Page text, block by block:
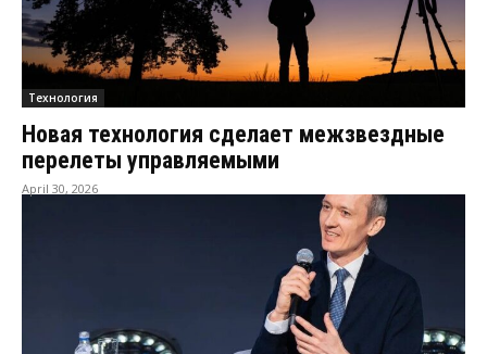
Технология
Новая технология сделает межзвездные
перелеты управляемыми
April 30, 2026